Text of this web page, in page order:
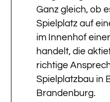
Ganz gleich, ob
Spielplatz auf
im Innenhof
handelt, die
richtige
Spielplatzbau in
Brandenburg.